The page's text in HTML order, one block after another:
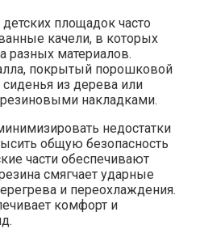
площадок часто
качели, в которых
разных материалов.
покрытый порошковой
из дерева или
резиновыми накладками.
недостатки
общую безопасность
части обеспечивают
смягчает ударные
и переохлаждения.
комфорт и